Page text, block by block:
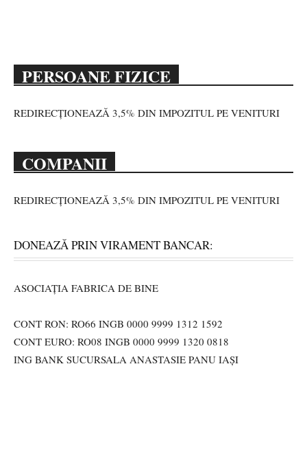
PERSOANE FIZICE
REDIRECȚIONEAZĂ 3,5% DIN IMPOZITUL PE VENITURI
COMPANII
REDIRECȚIONEAZĂ 3,5% DIN IMPOZITUL PE VENITURI
DONEAZĂ PRIN VIRAMENT BANCAR:
ASOCIAȚIA FABRICA DE BINE
CONT RON: RO66 INGB 0000 9999 1312 1592
CONT EURO: RO08 INGB 0000 9999 1320 0818
ING BANK SUCURSALA ANASTASIE PANU IAȘI